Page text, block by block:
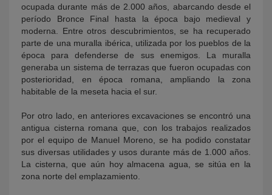
ocupada durante más de 2.000 años, abarcando desde el
período Bronce Final hasta la época bajo medieval y
moderna.
Entre otros descubrimientos, se ha recuperado
parte de una muralla ibérica, utilizada por los pueblos de la
época para defenderse de sus enemigos. La muralla
generaba un sistema de terrazas que fueron ocupadas con
posterioridad, en época romana, ampliando la zona
habitable de la meseta hacia el sur.
Por otro lado, en anteriores excavaciones se encontró una
antigua cisterna romana que, con los trabajos realizados
por el equipo de Manuel Moreno, se ha podido constatar
sus diversas utilidades y usos durante más de 1.000 años.
La cisterna, que aún hoy almacena agua, se sitúa en la
zona norte del emplazamiento.